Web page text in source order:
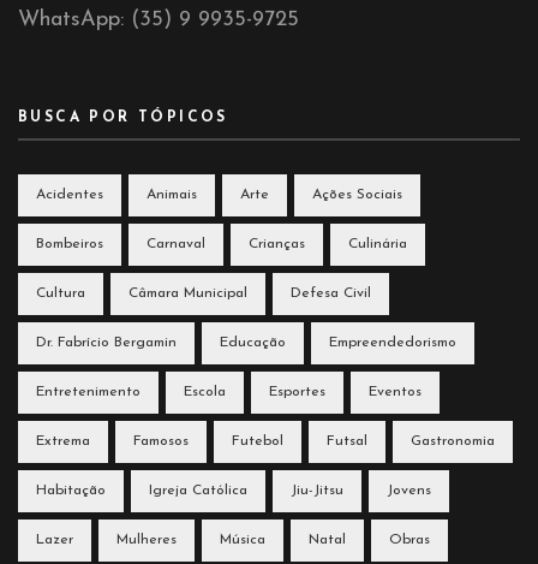
WhatsApp: (35) 9 9935-9725
BUSCA POR TÓPICOS
Acidentes Animais Arte Ações Sociais
Bombeiros Carnaval Crianças Culinária
Cultura Câmara Municipal Defesa Civil
Dr. Fabrício Bergamin Educação Empreendedorismo
Entretenimento Escola Esportes Eventos
Extrema Famosos Futebol Futsal Gastronomia
Habitação Igreja Católica Jiu-Jitsu Jovens
Lazer Mulheres Música Natal Obras